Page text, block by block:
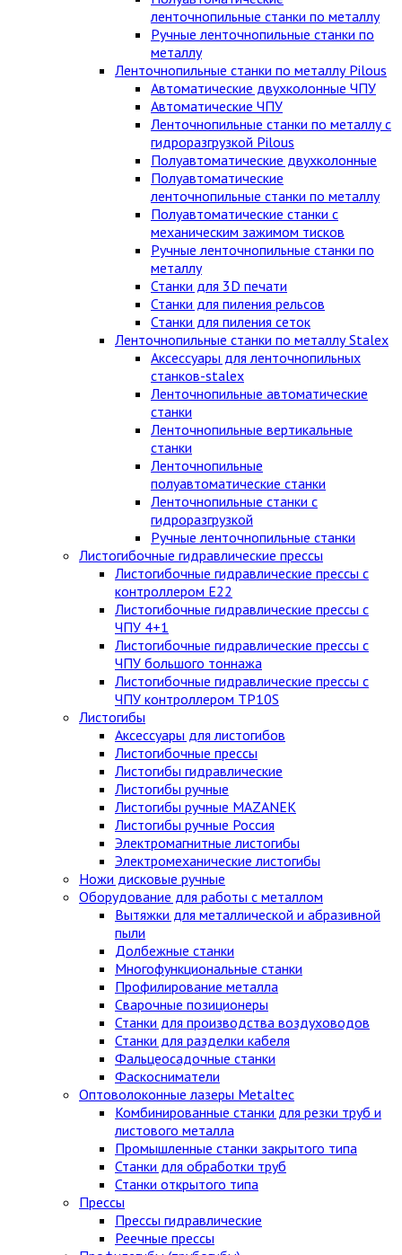
ленточнопильные станки по металлу
Ручные ленточнопильные станки по
металлу
Ленточнопильные станки по металлу Pilous
Автоматические двухколонные ЧПУ
Автоматические ЧПУ
Ленточнопильные станки по металлу с
гидроразгрузкой Pilous
Полуавтоматические двухколонные
Полуавтоматические
ленточнопильные станки по металлу
Полуавтоматические станки с
механическим зажимом тисков
Ручные ленточнопильные станки по
металлу
Станки для 3D печати
Станки для пиления рельсов
Станки для пиления сеток
Ленточнопильные станки по металлу Stalex
Аксессуары для ленточнопильных
станков-stalex
Ленточнопильные автоматические
станки
Ленточнопильные вертикальные
станки
Ленточнопильные
полуавтоматические станки
Ленточнопильные станки с
гидроразгрузкой
Ручные ленточнопильные станки
Листогибочные гидравлические прессы
Листогибочные гидравлические прессы с
контроллером E22
Листогибочные гидравлические прессы с
ЧПУ 4+1
Листогибочные гидравлические прессы с
ЧПУ большого тоннажа
Листогибочные гидравлические прессы с
ЧПУ контроллером TP10S
Листогибы
Аксессуары для листогибов
Листогибочные прессы
Листогибы гидравлические
Листогибы ручные
Листогибы ручные MAZANEK
Листогибы ручные Россия
Электромагнитные листогибы
Электромеханические листогибы
Ножи дисковые ручные
Оборудование для работы с металлом
Вытяжки для металлической и абразивной
пыли
Долбежные станки
Многофункциональные станки
Профилирование металла
Сварочные позиционеры
Станки для производства воздуховодов
Станки для разделки кабеля
Фальцеосадочные станки
Фаскосниматели
Оптоволоконные лазеры Metaltec
Комбинированные станки для резки труб и
листового металла
Промышленные станки закрытого типа
Станки для обработки труб
Станки открытого типа
Прессы
Прессы гидравлические
Реечные прессы